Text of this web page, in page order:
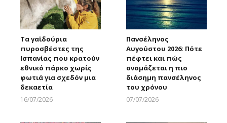
Τα γαϊδούρια
πυροσβέστες της
Ισπανίας που κρατούν
εθνικό πάρκο χωρίς
φωτιά για σχεδόν μια
δεκαετία
16/07/2026
Πανσέληνος
Αυγούστου 2026: Πότε
πέφτει και πώς
ονομάζεται η πιο
διάσημη πανσέληνος
του χρόνου
07/07/2026